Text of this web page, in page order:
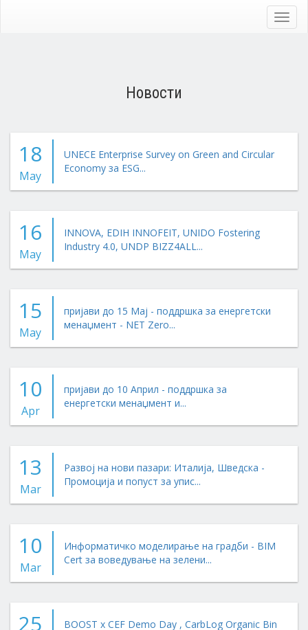
Новости
18
May
UNECE Enterprise Survey on Green and Circular
Economy за ESG...
16
May
INNOVA, EDIH INNOFEIT, UNIDO Fostering
Industry 4.0, UNDP BIZZ4ALL...
15
May
пријави до 15 Мај - поддршка за енергетски
менаџмент - NET Zero...
10
Apr
пријави до 10 Април - поддршка за
енергетски менаџмент и...
13
Mar
Развој на нови пазари: Италија, Шведска -
Промоција и попуст за упис...
10
Mar
Информатичко моделирање на градби - BIM
Cert за воведување на зелени...
25
BOOST x CEF Demo Day , CarbLog Organic Bin